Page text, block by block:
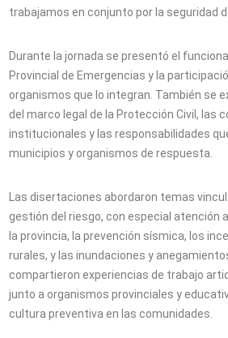
trabajamos en conjunto por la seguridad
Durante la jornada se presentó el
Provincial de Emergencias y la
organismos que lo integran. También se
del marco legal de la Protección Civil, las
institucionales y las responsabilidades
municipios y organismos de respuesta.
Las disertaciones abordaron temas
gestión del riesgo, con especial atención
la provincia, la prevención sísmica, los
rurales, y las inundaciones y
compartieron experiencias de trabajo
junto a organismos provinciales y
cultura preventiva en las comunidades.